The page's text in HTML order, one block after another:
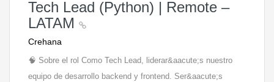
Tech Lead (Python) | Remote –
LATAM
Crehana
🧠 Sobre el rol Como Tech Lead, liderar&aacute;s nuestro
equipo de desarrollo backend y frontend. Ser&aacute;s